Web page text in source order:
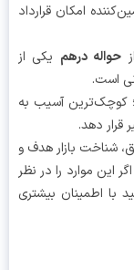
امکان قرارداد
درهم یکی از
آسیب به
بازار هدف و
را در نظر
بیشتری